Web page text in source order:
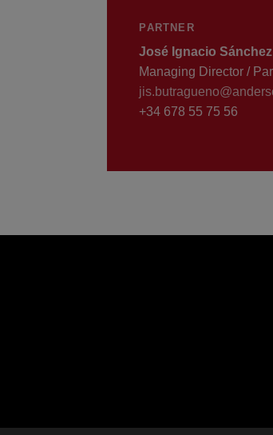
PARTNER
José Ignacio
Managing Director /
+34 678 55 75 56